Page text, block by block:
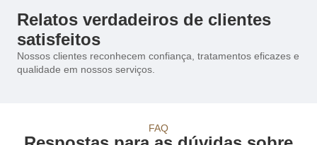
Relatos verdadeiros de clientes
satisfeitos
Nossos clientes reconhecem confiança, tratamentos eficazes e
qualidade em nossos serviços.
FAQ